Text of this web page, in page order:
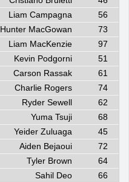
56
Liam Campagna
73
Hunter MacGowan
97
Liam MacKenzie
51
Kevin Podgorni
61
Carson Rassak
74
Charlie Rogers
62
Ryder Sewell
68
Yuma Tsuji
45
Yeider Zuluaga
72
Aiden Bejaoui
64
Tyler Brown
66
Sahil Deo